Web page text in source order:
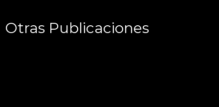
Otras Publicaciones